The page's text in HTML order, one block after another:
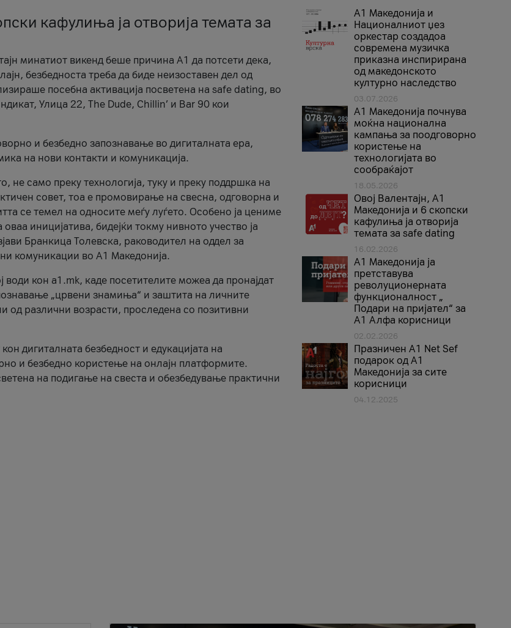
кафулиња ја отворија темата за
минатиот викенд беше причина А1 да потсети дека,
безбедноста треба да биде неизоставен дел од
посебна активација посветена на safe dating, во
Улица 22, The Dude, Chillin’ и Bar 90 кои
и безбедно запознавање во дигиталната ера,
на нови контакти и комуникација.
не само преку технологија, туку и преку поддршка на
совет, тоа е промовирање на свесна, одговорна и
се темел на односите меѓу луѓето. Особено ја цениме
иницијатива, бидејќи токму нивното учество ја
Бранкица Толевска, раководител на оддел за
комуникации во А1 Македонија.
води кон a1.mk, каде посетителите можеа да пронајдат
„црвени знамиња“ и заштита на личните
од различни возрасти, проследена со позитивни
дигиталната безбедност и едукацијата на
и безбедно користење на онлајн платформите.
на подигање на свеста и обезбедување практични
А1 Македонија и
Националниот џез
оркестар создадоа
современа музичка
приказна инспирирана
од македонското
културно наследство
03.07.2026
A1 Македонија почнува
моќна национална
кампања за поодговорно
користење на
технологијата во
сообраќајот
18.05.2026
Овој Валентајн, A1
Македонија и 6 скопски
кафулиња ја отворија
темата за safe dating
16.02.2026
А1 Македонија ја
претставува
револуционерната
функционалност „
Подари на пријател“ за
А1 Алфа корисници
02.02.2026
Празничен A1 Net Sеf
подарок од А1
Македонија за сите
корисници
04.12.2025